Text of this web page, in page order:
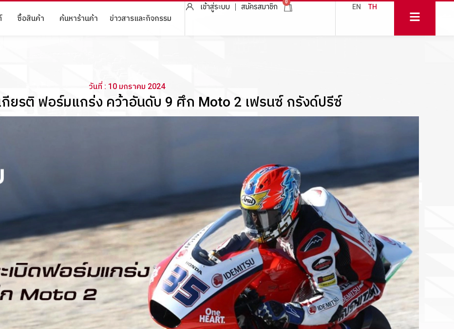
ซื้อสินค้า ค้นหาร้านค้า ข่าวสารและกิจกรรม
เข้าสู่ระบบ สมัครสมาชิก
0
EN TH
วันที่ : 10 มกราคม 2024
ยรติ ฟอร์มแกร่ง คว้าอันดับ 9 ศึก Moto 2 เฟรนซ์ กรังด์ปรีซ์